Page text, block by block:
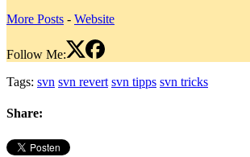
More Posts - Website
Follow Me:
Tags: svn svn revert svn tipps svn tricks
Share: